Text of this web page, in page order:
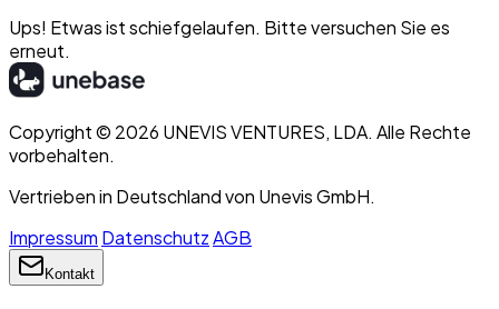
Ups! Etwas ist schiefgelaufen. Bitte versuchen Sie es
erneut.
Copyright © 2026 UNEVIS VENTURES, LDA. Alle Rechte
vorbehalten.
Vertrieben in Deutschland von Unevis GmbH.
Impressum DatenschutzAGB
Kontakt